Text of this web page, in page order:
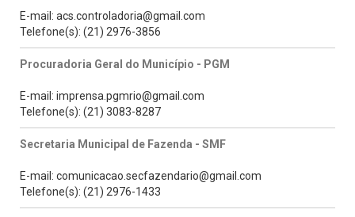
E-mail: acs.controladoria@gmail.com
Telefone(s): (21) 2976-3856
Procuradoria Geral do Município - PGM
E-mail: imprensa.pgmrio@gmail.com
Telefone(s): (21) 3083-8287
Secretaria Municipal de Fazenda - SMF
E-mail: comunicacao.secfazendario@gmail.com
Telefone(s): (21) 2976-1433